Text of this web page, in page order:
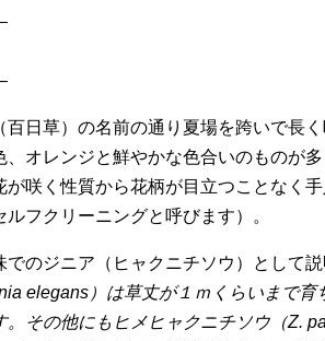
百日草）の名前の通り夏場を跨いで長
、オレンジと鮮やかな色合いのものが
が咲く性質から花柄が目立つことなく
フクリーニングと呼びます）。
でのジニア（ヒャクニチソウ）として
elegans）は草丈が１ｍくらいまで育
。その他にもヒメヒャクニチソウ（Z.